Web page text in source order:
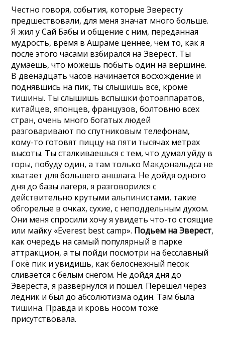
Честно говоря, события, которые Эвересту
предшествовали, для меня значат много больше.
Я жил у Сай Бабы и общение с ним, переданная
мудрость, время в Ашраме ценнее, чем то, как я
после этого часами взбирался на Эверест. Ты
думаешь, что можешь побыть один на вершине.
В двенадцать часов начинается восхождение и
поднявшись на пик, ты слышишь все, кроме
тишины. Ты слышишь вспышки фотоаппаратов,
китайцев, японцев, французов, болтовню всех
стран, очень много богатых людей
разговаривают по спутниковым телефонам,
кому-то готовят пиццу на пяти тысячах метрах
высоты. Ты сталкиваешься с тем, что думал уйду в
горы, побуду один, а там только Макдональдса не
хватает для большего аншлага. Не дойдя одного
дня до базы лагеря, я разговорился с
действительно крутыми альпинистами, такие
обгорелые в очках, сухие, с неподдельным духом.
Они меня спросили хочу я увидеть что-то стоящие
или майку «Everest best camp». Подьем на Эверест,
как очередь на самый популярный в парке
аттракцион, а ты пойди посмотри на бесславный
Гокё пик и увидишь, как белоснежный песок
сливается с белым снегом. Не дойдя дня до
Эвереста, я развернулся и пошел. Перешел через
ледник и был до абсолютизма один. Там была
тишина. Правда и кровь носом тоже
присутствовала.